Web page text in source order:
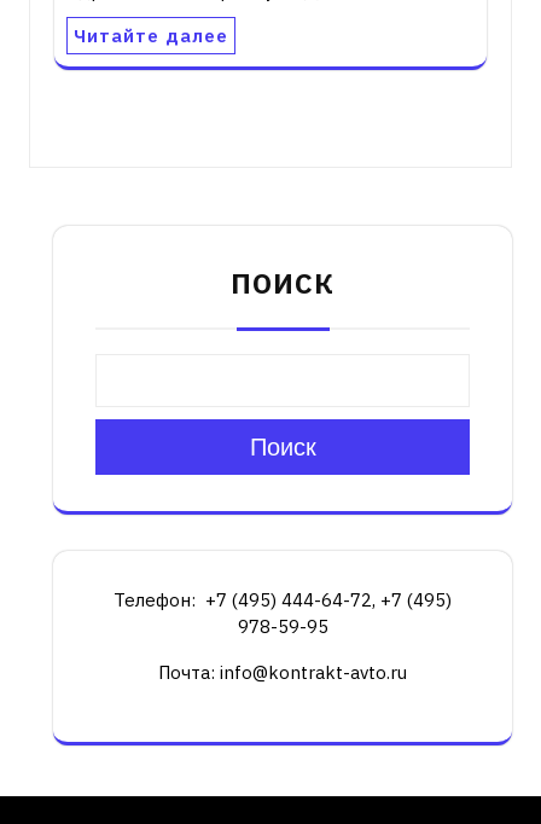
Читайте далее
ПОИСК
Поиск
Телефон: +7 (495) 444-64-72, +7 (495)
978-59-95
Почта: info@kontrakt-avto.ru